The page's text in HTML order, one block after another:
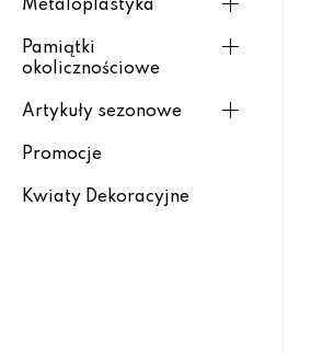
Metaloplastyka
Pamiątki
okolicznościowe
Artykuły sezonowe
Promocje
Kwiaty Dekoracyjne